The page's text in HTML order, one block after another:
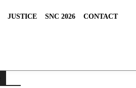
JUSTICE SNC 2026 CONTACT